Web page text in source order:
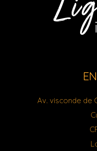
Av. visconde de